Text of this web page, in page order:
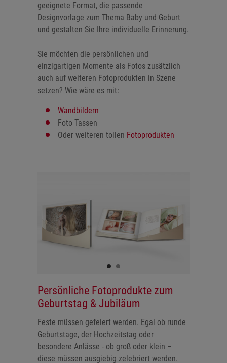
geeignete Format, die passende
Designvorlage zum Thema Baby und Geburt
und gestalten Sie Ihre individuelle Erinnerung.
Sie möchten die persönlichen und
einzigartigen Momente als Fotos zusätzlich
auch auf weiteren Fotoprodukten in Szene
setzen? Wie wäre es mit:
Wandbildern
Foto Tassen
Oder weiteren tollen Fotoprodukten
Persönliche Fotoprodukte zum
Geburtstag & Jubiläum
Feste müssen gefeiert werden. Egal ob runde
Geburtstage, der Hochzeitstag oder
besondere Anlässe - ob groß oder klein –
diese müssen ausgiebig zelebriert werden.